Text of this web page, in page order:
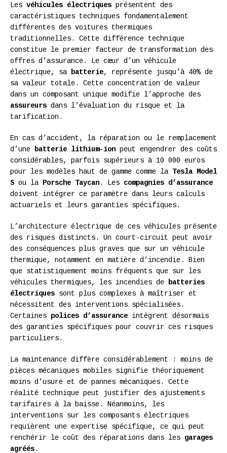
Les véhicules électriques présentent des
caractéristiques techniques fondamentalement
différentes des voitures thermiques
traditionnelles. Cette différence technique
constitue le premier facteur de transformation des
offres d’assurance. Le cœur d’un véhicule
électrique, sa
batterie, représente jusqu’à 40% de
sa valeur totale. Cette concentration de valeur
dans un composant unique modifie l’approche des
assureurs dans l’évaluation du risque et la
tarification.
En cas d’accident, la réparation ou le remplacement
d’une
batterie lithium-ion peut engendrer des coûts
considérables, parfois supérieurs à 10 000 euros
pour les modèles haut de gamme comme la Tesla Model
S ou la Porsche Taycan. Les compagnies d’assurance
doivent intégrer ce paramètre dans leurs calculs
actuariels et leurs garanties spécifiques.
L’architecture électrique de ces véhicules présente
des risques distincts. Un court-circuit peut avoir
des conséquences plus graves que sur un véhicule
thermique, notamment en matière d’incendie. Bien
que statistiquement moins fréquents que sur les
véhicules thermiques, les incendies de
batteries
électriques sont plus complexes à maîtriser et
nécessitent des interventions spécialisées.
Certaines polices d’assurance intègrent désormais
des garanties spécifiques pour couvrir ces risques
particuliers.
La maintenance diffère considérablement : moins de
pièces mécaniques mobiles signifie théoriquement
moins d’usure et de pannes mécaniques. Cette
réalité technique peut justifier des ajustements
tarifaires à la baisse. Néanmoins, les
interventions sur les composants électriques
requièrent une expertise spécifique, ce qui peut
renchérir le coût des réparations dans les garages
agréés.